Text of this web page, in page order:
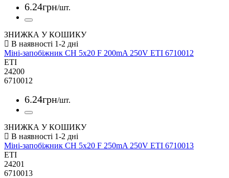
6.24грн/шт.
ЗНИЖКА У КОШИКУ
Міні-запобіжник CH 5x20 F 200mA 250V ETI 6710012
ETI
24200
6710012
6.24грн/шт.
ЗНИЖКА У КОШИКУ
Міні-запобіжник CH 5x20 F 250mA 250V ETI 6710013
ETI
24201
6710013